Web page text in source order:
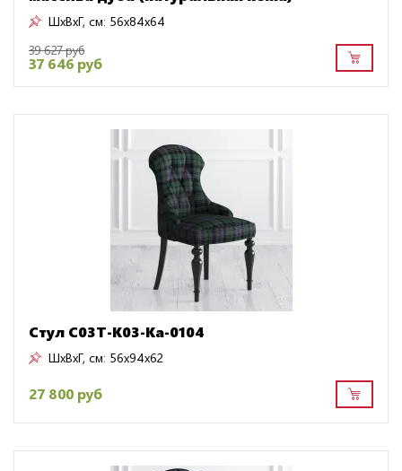
ШxВxГ, см: 56x84x64
39 627 руб
37 646 руб
Стул C03T-K03-Ka-0104
ШxВxГ, см: 56x94x62
27 800 руб